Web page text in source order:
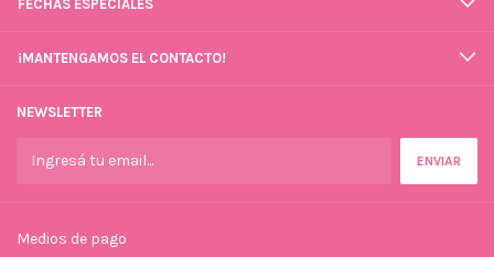
FECHAS ESPECIALES
¡MANTENGAMOS EL CONTACTO!
NEWSLETTER
Medios de pago